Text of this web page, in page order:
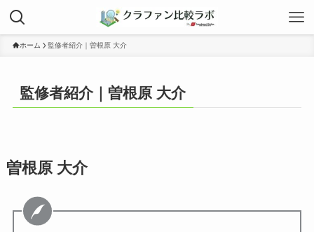
ホーム 監修者紹介｜曽根原 大介
監修者紹介｜曽根原 大介
曽根原 大介